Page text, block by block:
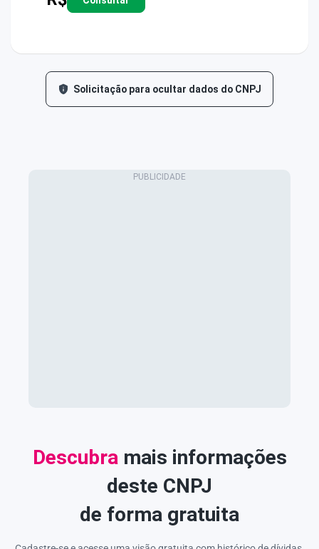
Solicitação para ocultar dados do CNPJ
Descubra mais informações
deste CNPJ
de forma gratuita